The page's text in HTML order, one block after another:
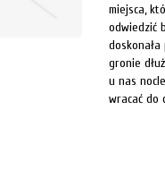
miejsca,
odwiedzić
gronie
u nas
wracać do